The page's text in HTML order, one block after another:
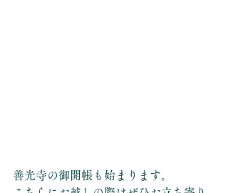
善光寺の御開帳も始まります。